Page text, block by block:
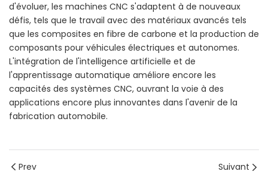
d'évoluer, les machines CNC s'adaptent à de nouveaux
défis, tels que le travail avec des matériaux avancés tels
que les composites en fibre de carbone et la production de
composants pour véhicules électriques et autonomes.
L'intégration de l'intelligence artificielle et de
l'apprentissage automatique améliore encore les
capacités des systèmes CNC, ouvrant la voie à des
applications encore plus innovantes dans l'avenir de la
fabrication automobile.
Prev Suivant